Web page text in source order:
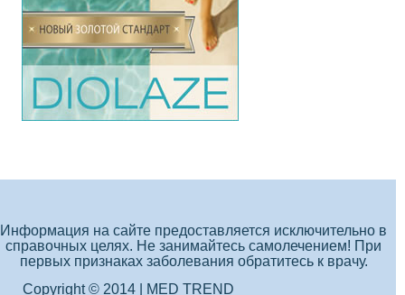
Информация на сайте предоставляется исключительно в
справочных целях. Не занимайтесь самолечением! При
первых признаках заболевания обратитесь к врачу.
Copyright © 2014 | MED TREND